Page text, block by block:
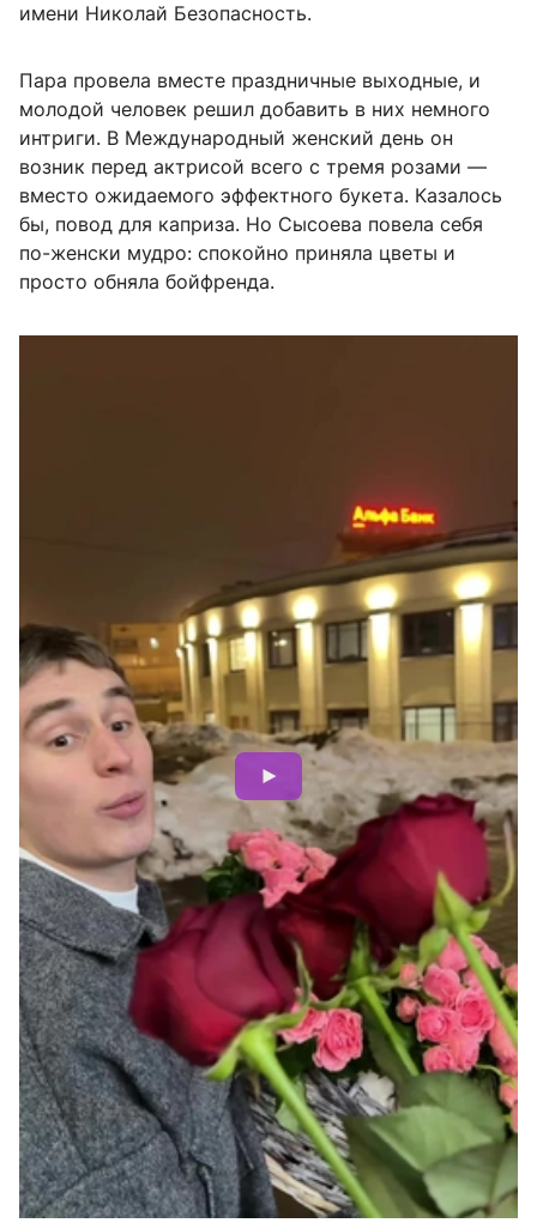
имени Николай Безопасность.
Пара провела вместе праздничные выходные, и
молодой человек решил добавить в них немного
интриги. В Международный женский день он
возник перед актрисой всего с тремя розами —
вместо ожидаемого эффектного букета. Казалось
бы, повод для каприза. Но Сысоева повела себя
по-женски мудро: спокойно приняла цветы и
просто обняла бойфренда.